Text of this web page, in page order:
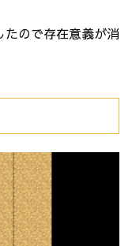
ので存在意義が消